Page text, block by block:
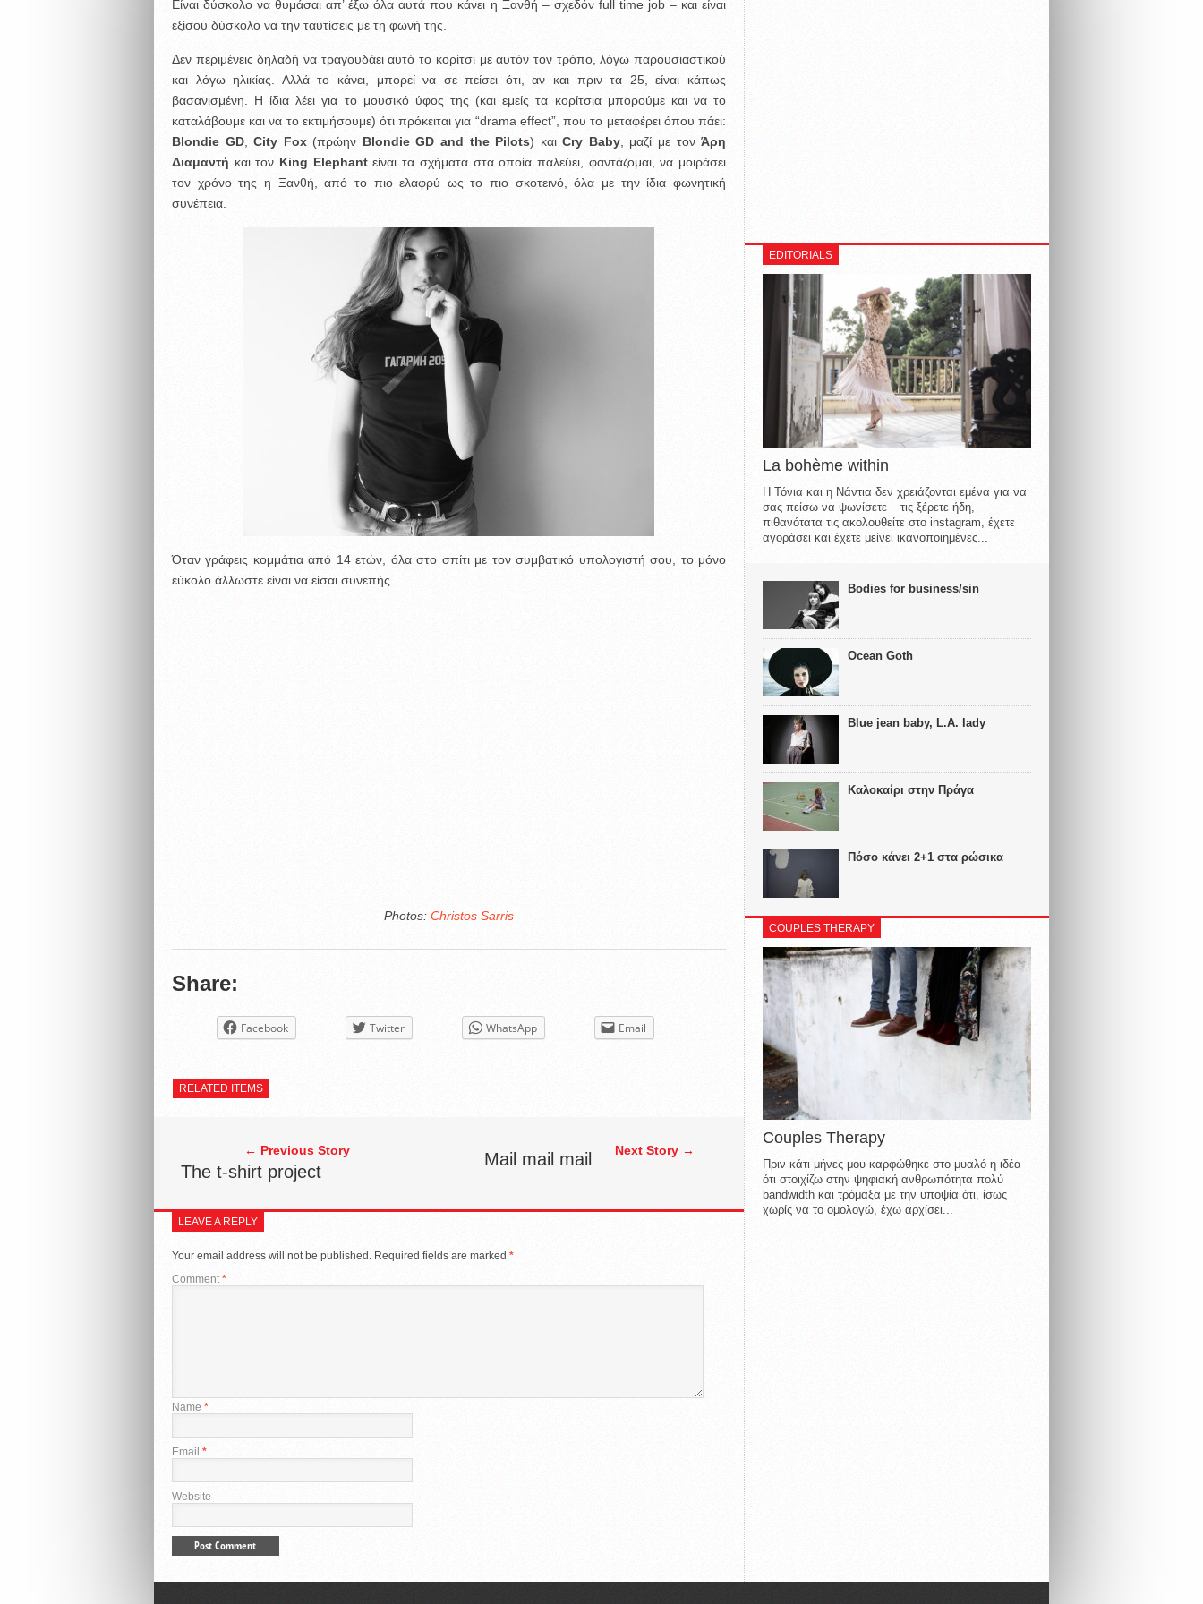
Είναι δύσκολο να θυμάσαι απ’ έξω όλα αυτά που κάνει η Ξανθή – σχεδόν full time job – και είναι
εξίσου δύσκολο να την ταυτίσεις με τη φωνή της.
Δεν περιμένεις δηλαδή να τραγουδάει αυτό το κορίτσι με αυτόν τον τρόπο, λόγω παρουσιαστικού
και λόγω ηλικίας. Αλλά το κάνει, μπορεί να σε πείσει ότι, αν και πριν τα 25, είναι κάπως
βασανισμένη. Η ίδια λέει για το μουσικό ύφος της (και εμείς τα κορίτσια μπορούμε και να το
καταλάβουμε και να το εκτιμήσουμε) ότι πρόκειται για “drama effect”, που το μεταφέρει όπου πάει:
Blondie GD,City Fox(πρώην Blondie GD and the Pilots) καιCry Baby, μαζί με τονΆρη
Διαμαντή και τον King Elephantείναι τα σχήματα στα οποία παλεύει, φαντάζομαι, να μοιράσει
τον χρόνο της η Ξανθή, από το πιο ελαφρύ ως το πιο σκοτεινό, όλα με την ίδια φωνητική
συνέπεια.
Όταν γράφεις κομμάτια από 14 ετών, όλα στο σπίτι με τον συμβατικό υπολογιστή σου, το μόνο
εύκολο άλλωστε είναι να είσαι συνεπής.
Photos: Christos Sarris
Share:
Facebook Twitter WhatsApp Email
RELATED ITEMS
← Previous Story
The t-shirt project
Next Story →
Mail mail mail
LEAVE A REPLY
Your email address will not be published. Required fields are marked *
Comment *
Name *
Email *
Website
EDITORIALS
La bohème within
Η Τόνια και η Νάντια δεν χρειάζονται εμένα για να
σας πείσω να ψωνίσετε – τις ξέρετε ήδη,
πιθανότατα τις ακολουθείτε στο instagram, έχετε
αγοράσει και έχετε μείνει ικανοποιημένες...
Bodies for business/sin
Ocean Goth
Blue jean baby, L.A. lady
Καλοκαίρι στην Πράγα
Πόσο κάνει 2+1 στα ρώσικα
COUPLES THERAPY
Couples Therapy
Πριν κάτι μήνες μου καρφώθηκε στο μυαλό η ιδέα
ότι στοιχίζω στην ψηφιακή ανθρωπότητα πολύ
bandwidth και τρόμαξα με την υποψία ότι, ίσως
χωρίς να το ομολογώ, έχω αρχίσει...